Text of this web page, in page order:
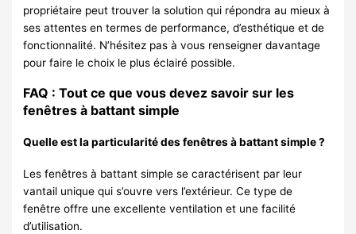
propriétaire peut trouver la solution qui répondra au mieux à
ses attentes en termes de performance, d’esthétique et de
fonctionnalité. N’hésitez pas à vous renseigner davantage
pour faire le choix le plus éclairé possible.
FAQ : Tout ce que vous devez savoir sur les
fenêtres à battant simple
Quelle est la particularité des fenêtres à battant simple ?
Les fenêtres à battant simple se caractérisent par leur
vantail unique qui s’ouvre vers l’extérieur. Ce type de
fenêtre offre une excellente ventilation et une facilité
d’utilisation.